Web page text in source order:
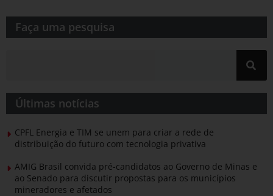
Faça uma pesquisa​​
Últimas notícias
CPFL Energia e TIM se unem para criar a rede de
distribuição do futuro com tecnologia privativa
AMIG Brasil convida pré-candidatos ao Governo de Minas e
ao Senado para discutir propostas para os municípios
mineradores e afetados